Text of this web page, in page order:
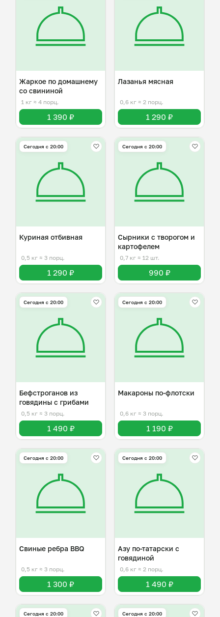
Жаркое по домашнему
со свининой
1 кг ≈ 4 порц.
1 390 ₽
Лазанья мясная
0,6 кг ≈ 2 порц.
1 290 ₽
Сегодня с 20:00
Куриная отбивная
0,5 кг ≈ 3 порц.
1 290 ₽
Сегодня с 20:00
Сырники с творогом и
картофелем
0,7 кг ≈ 12 шт.
990 ₽
Сегодня с 20:00
Бефстроганов из
говядины с грибами
0,5 кг ≈ 3 порц.
1 490 ₽
Сегодня с 20:00
Макароны по-флотски
0,6 кг ≈ 3 порц.
1 190 ₽
Сегодня с 20:00
Свиные ребра BBQ
0,5 кг ≈ 3 порц.
1 300 ₽
Сегодня с 20:00
Азу по-татарски с
говядиной
0,6 кг ≈ 2 порц.
1 490 ₽
Сегодня с 20:00 Сегодня с 20:00